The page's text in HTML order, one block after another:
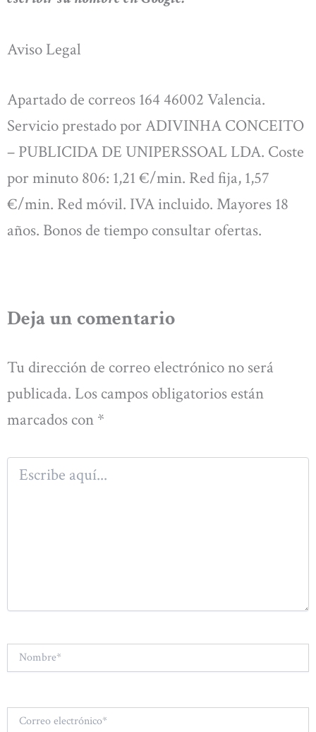
Aviso Legal
Apartado de correos 164 46002 Valencia.
Servicio prestado por ADIVINHA CONCEITO
– PUBLICIDA DE UNIPERSSOAL LDA. Coste
por minuto 806: 1,21 €/min. Red fija, 1,57
€/min. Red móvil. IVA incluido. Mayores 18
años. Bonos de tiempo consultar ofertas.
Deja un comentario
Tu dirección de correo electrónico no será
publicada. Los campos obligatorios están
marcados con *
Escribe
aquí...
Nombre*
Correo
electrónico*